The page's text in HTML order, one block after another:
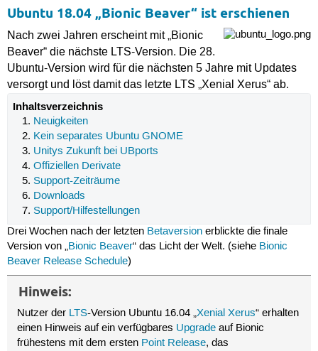
Ubuntu 18.04 „Bionic Beaver“ ist erschienen
Nach zwei Jahren erscheint mit „Bionic
Beaver“ die nächste LTS-Version. Die 28.
Ubuntu-Version wird für die nächsten 5 Jahre mit Updates
versorgt und löst damit das letzte LTS „Xenial Xerus“ ab.
Inhaltsverzeichnis
Neuigkeiten
Kein separates Ubuntu GNOME
Unitys Zukunft bei UBports
Offiziellen Derivate
Support-Zeiträume
Downloads
Support/Hilfestellungen
Drei Wochen nach der letzten Betaversionerblickte die finale
Version von „Bionic Beaver“ das Licht der Welt. (siehe Bionic
Beaver Release Schedule)
Hinweis:
Nutzer der LTS-Version Ubuntu 16.04 „Xenial Xerus“ erhalten
einen Hinweis auf ein verfügbares Upgrade auf Bionic
frühestens mit dem ersten Point Release, das